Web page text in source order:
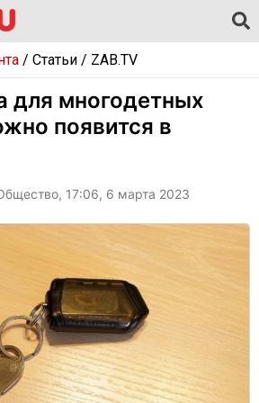
/ Статьи/ ZAB.TV
для многодетных
появится в
17:06, 6 марта 2023